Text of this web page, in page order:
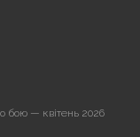
бою — квітень 2026